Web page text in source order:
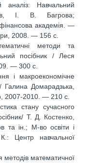
Навчальний
І. В. Багрова;
академія. —
2008. — 156 с.
методи та
посібник / Леся
— 300 с.
і макроекономічне
Галина Домарадзька,
2007-2010. — 210 с.
стану сучасного
Т. Д. Костенко,
ін.; М-во освіти і
Центр навчальної
математичної